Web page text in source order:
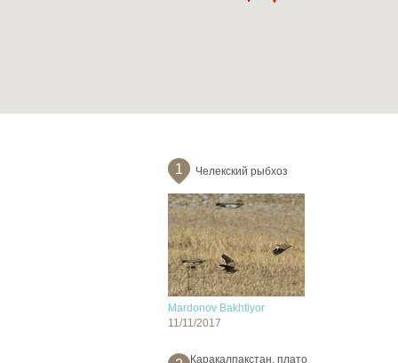
1 Челекский рыбхоз
Mardonov Bakhtiyor
11/11/2017
Каракалпакстан, плато